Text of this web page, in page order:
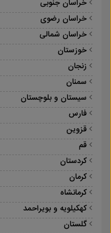
خراسان جنوبی
خراسان رضوی
خراسان شمالی
خوزستان
زنجان
سمنان
سیستان و بلوچستان
فارس
قزوین
قم
کردستان
کرمان
کرمانشاه
کهکیلویه و بویراحمد
گلستان